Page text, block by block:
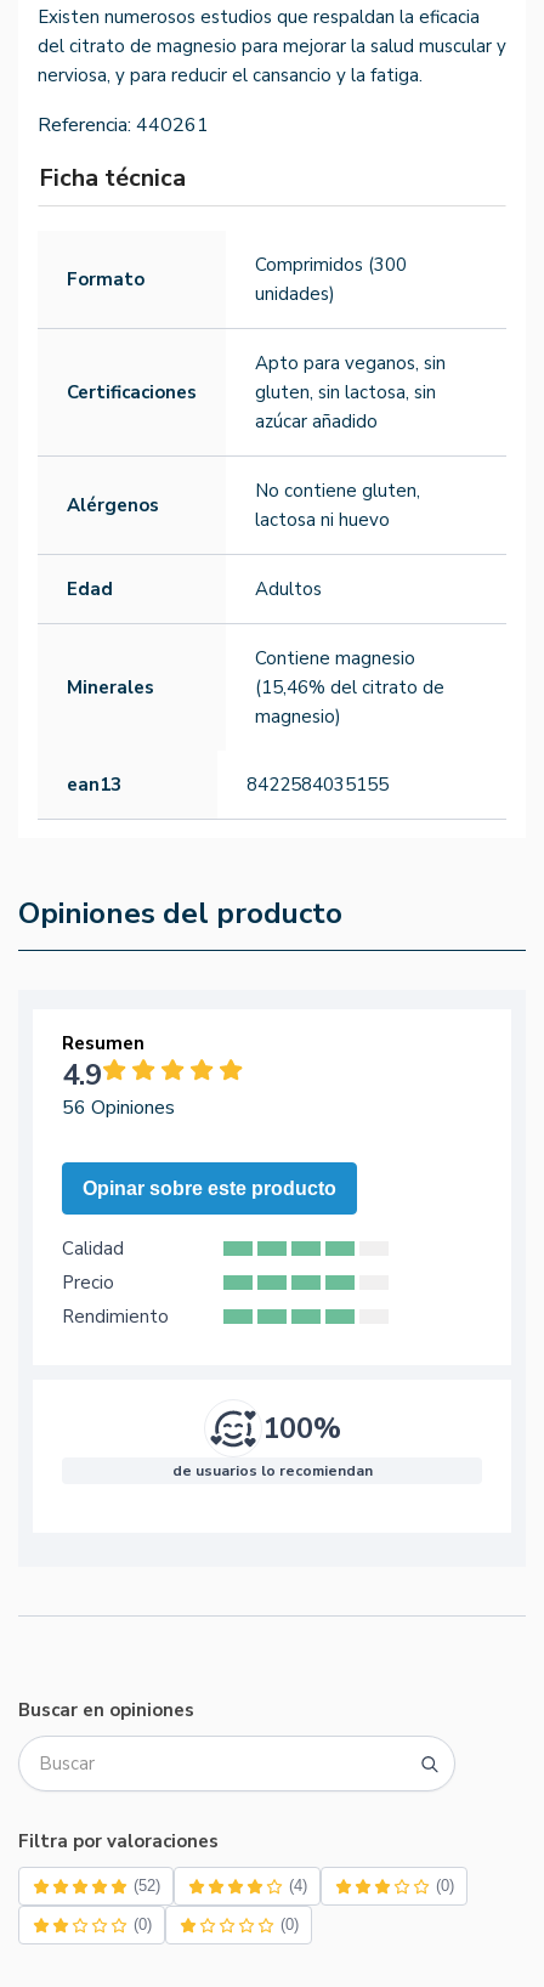
Existen numerosos estudios que respaldan la eficacia
del citrato de magnesio para mejorar la salud muscular y
nerviosa, y para reducir el cansancio y la fatiga.
Referencia: 440261
Ficha técnica
Formato
Comprimidos (300
unidades)
Certificaciones
Apto para veganos, sin
gluten, sin lactosa, sin
azúcar añadido
Alérgenos
No contiene gluten,
lactosa ni huevo
Edad Adultos
Minerales
Contiene magnesio
(15,46% del citrato de
magnesio)
ean13 8422584035155
Opiniones del producto
Resumen
4.9
56 Opiniones
Opinar sobre este producto
Calidad
Precio
Rendimiento
100%
de usuarios lo recomiendan
Buscar en opiniones
Filtra por valoraciones
(52) (4) (0)
(0) (0)